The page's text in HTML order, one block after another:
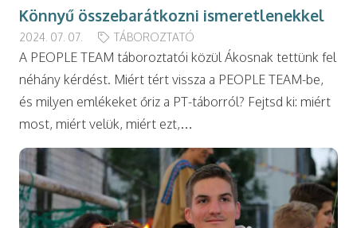
Könnyű összebarátkozni ismeretlenekkel
2024. 07. 07. TÁBOROZTATÓ
A PEOPLE TEAM táboroztatói közül Ákosnak tettünk fel
néhány kérdést. Miért tért vissza a PEOPLE TEAM-be,
és milyen emlékeket őriz a PT-táborról? Fejtsd ki: miért
most, miért velük, miért ezt,…